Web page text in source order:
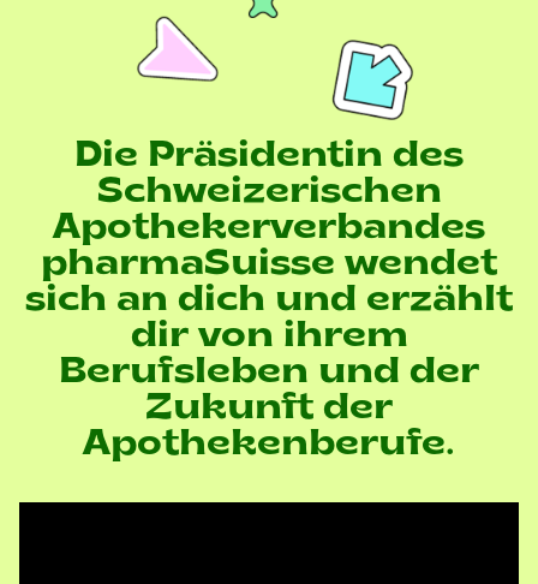
Die Präsidentin des
Schweizerischen
Apothekerverbandes
pharmaSuisse wendet
sich an dich und erzählt
dir von ihrem
Berufsleben und der
Zukunft der
Apothekenberufe.